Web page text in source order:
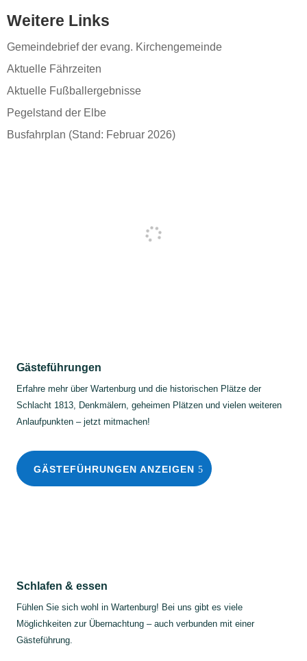
Weitere Links
Gemeindebrief der evang. Kirchengemeinde
Aktuelle Fährzeiten
Aktuelle Fußballergebnisse
Pegelstand der Elbe
Busfahrplan (Stand: Februar 2026)
Gästeführungen
Erfahre mehr über Wartenburg und die historischen Plätze der
Schlacht 1813, Denkmälern, geheimen Plätzen und vielen weiteren
Anlaufpunkten – jetzt mitmachen!
GÄSTEFÜHRUNGEN ANZEIGEN
Schlafen & essen
Fühlen Sie sich wohl in Wartenburg! Bei uns gibt es viele
Möglichkeiten zur Übernachtung – auch verbunden mit einer
Gästeführung.